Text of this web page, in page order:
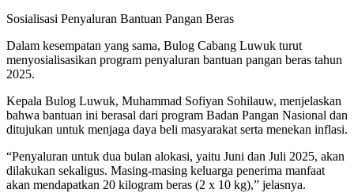
Sosialisasi Penyaluran Bantuan Pangan Beras
Dalam kesempatan yang sama, Bulog Cabang Luwuk turut
menyosialisasikan program penyaluran bantuan pangan beras tahun
2025.
Kepala Bulog Luwuk, Muhammad Sofiyan Sohilauw, menjelaskan
bahwa bantuan ini berasal dari program Badan Pangan Nasional dan
ditujukan untuk menjaga daya beli masyarakat serta menekan inflasi.
“Penyaluran untuk dua bulan alokasi, yaitu Juni dan Juli 2025, akan
dilakukan sekaligus. Masing-masing keluarga penerima manfaat
akan mendapatkan 20 kilogram beras (2 x 10 kg),” jelasnya.